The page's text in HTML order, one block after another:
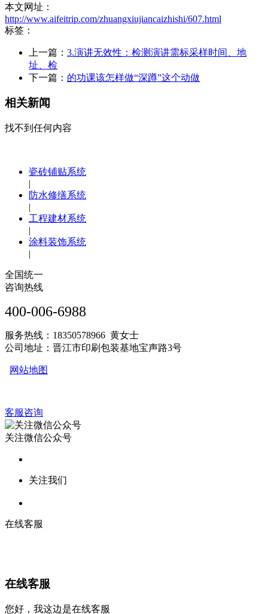
本文网址：
http://www.aifeitrip.com/zhuangxiujiancaizhishi/607.html
标签：
上一篇： 3.演讲无效性：检测演讲需标采样时间、地
址、检
下一篇： 的功课该怎样做“深蹲”这个动做
相关新闻
找不到任何内容
瓷砖铺贴系统
|
防水修缮系统
|
工程建材系统
|
涂料装饰系统
|
全国统一
咨询热线
400-006-6988
服务热线：18350578966 黄女士
公司地址：晋江市印刷包装基地宝声路3号
网站地图
客服咨询
关注微信公众号
关注我们
在线客服
在线客服
您好，我这边是在线客服